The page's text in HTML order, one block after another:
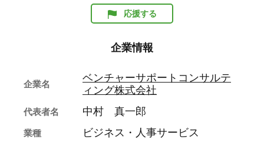
応援する
企業情報
企業名
ベンチャーサポートコンサルテ
ィング株式会社
代表者名 中村 真一郎
業種 ビジネス・人事サービス